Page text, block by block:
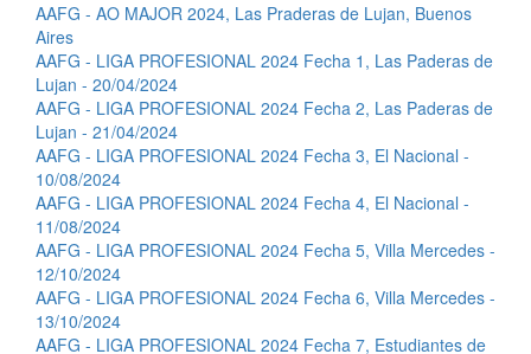
AAFG - AO MAJOR 2024, Las Praderas de Lujan, Buenos
Aires
AAFG - LIGA PROFESIONAL 2024 Fecha 1, Las Paderas de
Lujan - 20/04/2024
AAFG - LIGA PROFESIONAL 2024 Fecha 2, Las Paderas de
Lujan - 21/04/2024
AAFG - LIGA PROFESIONAL 2024 Fecha 3, El Nacional -
10/08/2024
AAFG - LIGA PROFESIONAL 2024 Fecha 4, El Nacional -
11/08/2024
AAFG - LIGA PROFESIONAL 2024 Fecha 5, Villa Mercedes -
12/10/2024
AAFG - LIGA PROFESIONAL 2024 Fecha 6, Villa Mercedes -
13/10/2024
AAFG - LIGA PROFESIONAL 2024 Fecha 7, Estudiantes de